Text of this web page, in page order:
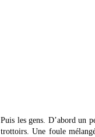
Puis les gens. D’abord un
trottoirs. Une foule